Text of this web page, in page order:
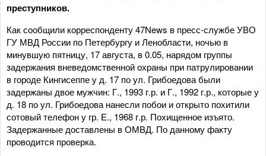
преступников.
Как сообщили корреспонденту 47News в пресс-службе УВО
ГУ МВД России по Петербургу и Ленобласти, ночью в
минувшую пятницу, 17 августа, в 0.05, нарядом группы
задержания вневедомственной охраны при патрулировании
в городе Кингисеппе у д. 17 по ул. Грибоедова были
задержаны двое мужчин: Г., 1993 г.р. и Г., 1992 г.р., которые у
д. 18 по ул. Грибоедова нанесли побои и открыто похитили
сотовый телефон у гр. Е., 1968 г.р. Похищенное изъято.
Задержанные доставлены в ОМВД. По данному факту
проводится проверка.